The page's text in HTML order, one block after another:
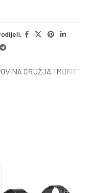
ORUŽJA I MUNICIJE